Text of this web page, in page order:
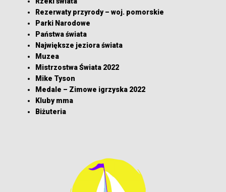
Rezerwaty przyrody – woj. pomorskie
Parki Narodowe
Państwa świata
Największe jeziora świata
Muzea
Mistrzostwa Świata 2022
Mike Tyson
Medale – Zimowe igrzyska 2022
Kluby mma
Biżuteria